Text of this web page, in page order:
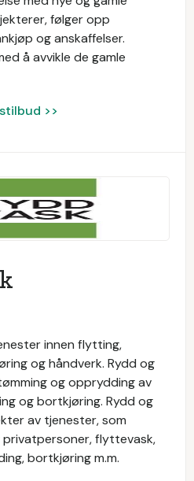
følger opp
og anskaffelser.
å avvikle de gamle
>>
innen flytting,
og håndverk. Rydd og
og opprydding av
og bortkjøring. Rydd og
av tjenester, som
flyttevask,
bortkjøring m.m.